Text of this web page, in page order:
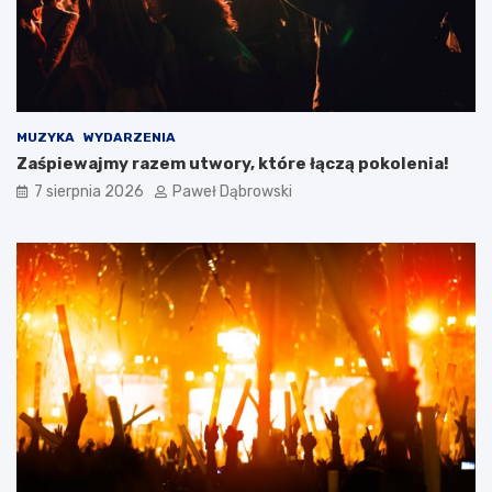
a
e
c
i
m
o
d
z
i
e
ż
y
MUZYKA WYDARZENIA
Zaśpiewajmy razem utwory, które łączą pokolenia!
7 sierpnia 2026 Paweł Dąbrowski